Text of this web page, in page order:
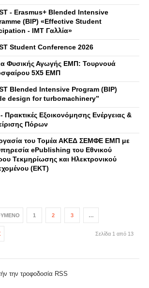
- Erasmus+ Blended Intensive
(BIP) «Effective Student
- IMT Γαλλία»
Student Conference 2026
Φυσικής Αγωγής ΕΜΠ: Τουρνουά
5Χ5 ΕΜΠ
Blended Intensive Program (BIP)
design for turbomachinery”
Πρακτικές Εξοικονόμησης Ενέργειας &
Πόρων
του Τομέα ΑΚΕΔ ΣΕΜΦΕ ΕΜΠ με
ePublishing του Εθνικού
Τεκμηρίωσης και Ηλεκτρονικού
(ΕΚΤ)
1 2 3 …
Σελίδα 1 από 13
την τροφοδοσία RSS